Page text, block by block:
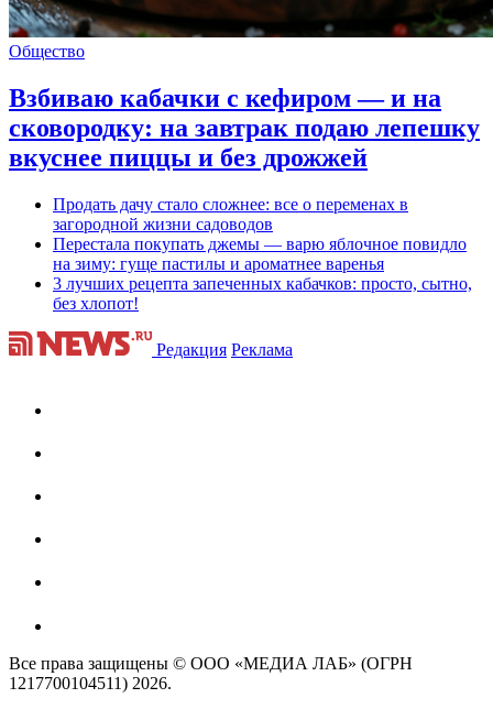
Общество
Взбиваю кабачки с кефиром — и на
сковородку: на завтрак подаю лепешку
вкуснее пиццы и без дрожжей
Продать дачу стало сложнее: все о переменах в
загородной жизни садоводов
Перестала покупать джемы — варю яблочное повидло
на зиму: гуще пастилы и ароматнее варенья
3 лучших рецепта запеченных кабачков: просто, сытно,
без хлопот!
Редакция Реклама
Все права защищены © ООО «МЕДИА ЛАБ» (ОГРН
1217700104511) 2026.